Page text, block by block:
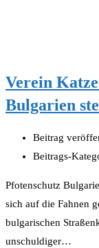
Verein
Bulgarien
Beitrag
Beitrags-
Pfotenschutz
sich auf die Fahnen
bulgarischen
unschuldiger…